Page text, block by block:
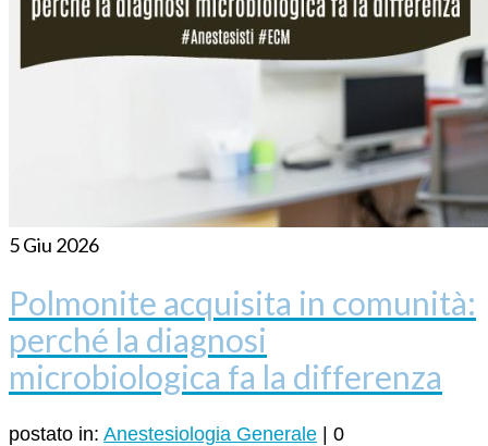
5Giu 2026
Polmonite acquisita in comunità:
perché la diagnosi
microbiologica fa la differenza
postato in: Anestesiologia Generale | 0